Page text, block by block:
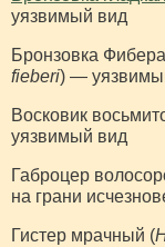
уязвимый вид
Бронзовка
fieberi) —
Восковик
уязвимый вид
Габроцер
на грани
Гистер мрачный (